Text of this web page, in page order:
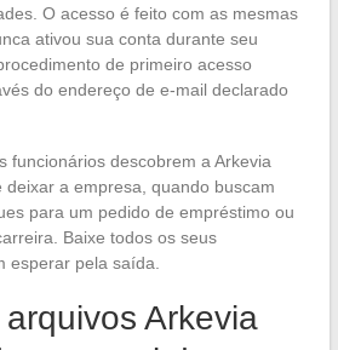
O acesso é feito com as mesmas
ativou sua conta durante seu
de primeiro acesso
do endereço de e-mail declarado
funcionários descobrem a Arkevia
a empresa, quando buscam
para um pedido de empréstimo ou
Baixe todos os seus
esperar pela saída.
Arkevia